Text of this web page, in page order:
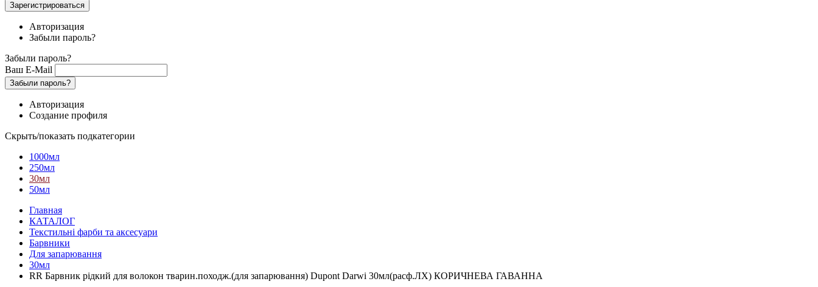
Зарегистрироваться
Авторизация
Забыли пароль?
Забыли пароль?
Ваш E-Mail
Забыли пароль?
Авторизация
Создание профиля
Скрыть/показать подкатегории
1000мл
250мл
30мл
50мл
Главная
КАТАЛОГ
Текстильні фарби та аксесуари
Барвники
Для запарювання
30мл
RR Барвник рідкий для волокон тварин.походж.(для запарювання) Dupont Darwi 30мл(расф.ЛХ) КОРИЧНЕВА ГАВАННА